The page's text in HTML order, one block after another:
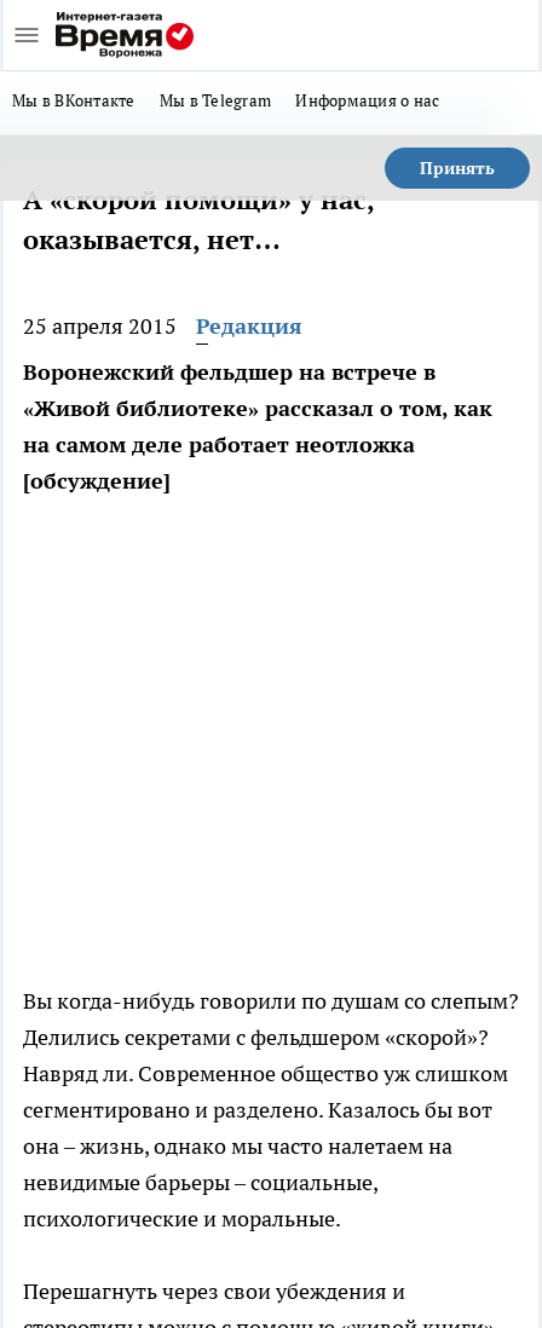
Мы в ВКонтакте Мы в Telegram Информация о нас
Принять
А «скорой помощи» у нас,
оказывается, нет…
25 апреля 2015
Редакция
Воронежский фельдшер на встрече в
«Живой библиотеке» рассказал о том, как
на самом деле работает неотложка
[обсуждение]
Вы когда-нибудь говорили по душам со слепым?
Делились секретами с фельдшером «скорой»?
Навряд ли. Современное общество уж слишком
сегментировано и разделено. Казалось бы вот
она – жизнь, однако мы часто налетаем на
невидимые барьеры – социальные,
психологические и моральные.
Перешагнуть через свои убеждения и